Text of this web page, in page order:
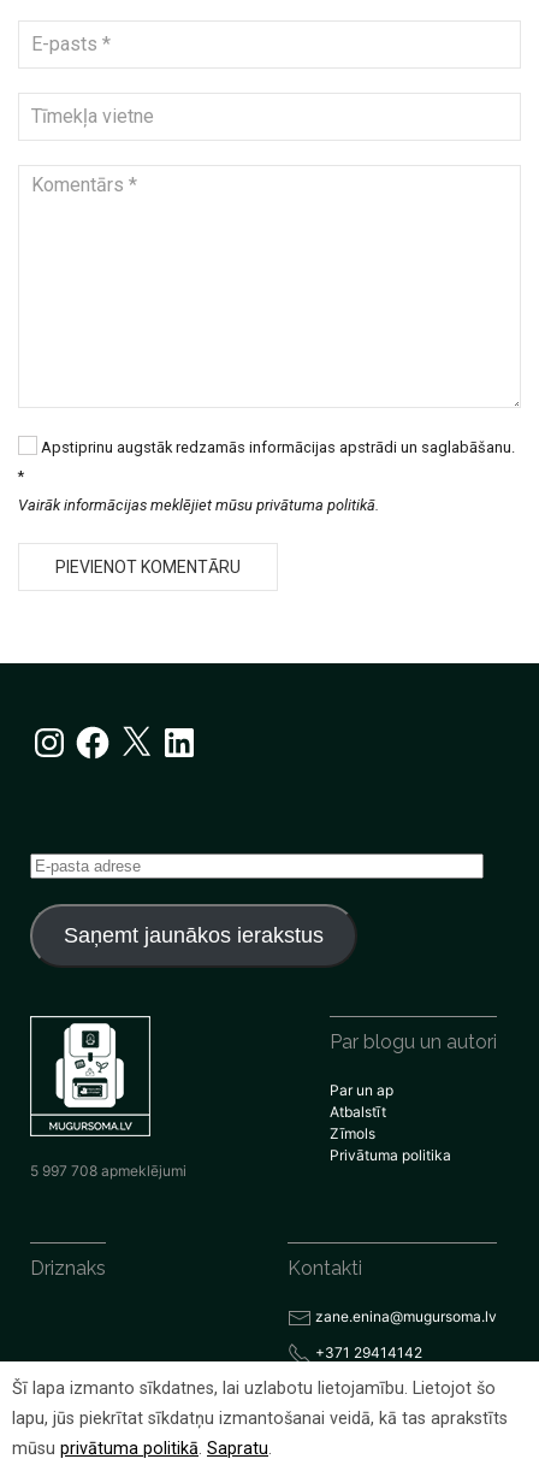
Apstiprinu augstāk redzamās informācijas apstrādi un saglabāšanu.
*
Vairāk informācijas meklējiet mūsu privātuma politikā.
InstagramFacebook
X LinkedIn
E-
adrese
Saņemt jaunākos ierakstus
5 997 708 apmeklējumi
Par blogu un autori
Par un ap
Atbalstīt
Zīmols
Privātuma politika
Driznaks Kontakti
zane.enina@mugursoma.lv
+371 29414142
© 2026 Visas tiesības rezervētas
Šī lapa izmanto sīkdatnes, lai uzlabotu lietojamību. Lietojot šo
lapu, jūs piekrītat sīkdatņu izmantošanai veidā, kā tas aprakstīts
mūsu privātuma politikā. Sapratu.